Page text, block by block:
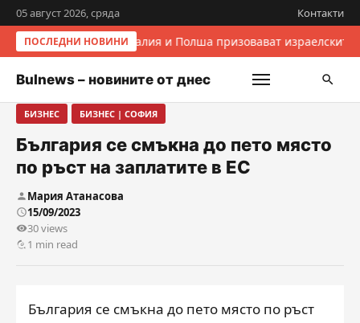
05 август 2026, сряда Контакти
ПОСЛЕДНИ НОВИНИИталия и Полша призовават
Bulnews – новините от днес
БИЗНЕС БИЗНЕС | СОФИЯ
България се смъкна до пето място
по ръст на заплатите в ЕС
Мария Атанасова
15/09/2023
30 views
1 min read
България се смъкна до пето място по ръст